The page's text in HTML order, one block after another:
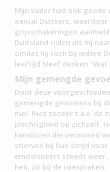
Mijn vader had ook
aantal Duitsers,
grijsschakeringen
Duitsland rijden als hij
omdat hij toch bij iedere
leeftijd bleef denken “Wat
Mijn gemengde
Door deze
gemengde gevoelens bij
mei. Niet zozeer t.a.v. de
plechtigheid op zichzelf.
kanslozen die vermoord
stierven bij hun strijd voor
emotioneert steeds
heb, zit bij de toespraken.